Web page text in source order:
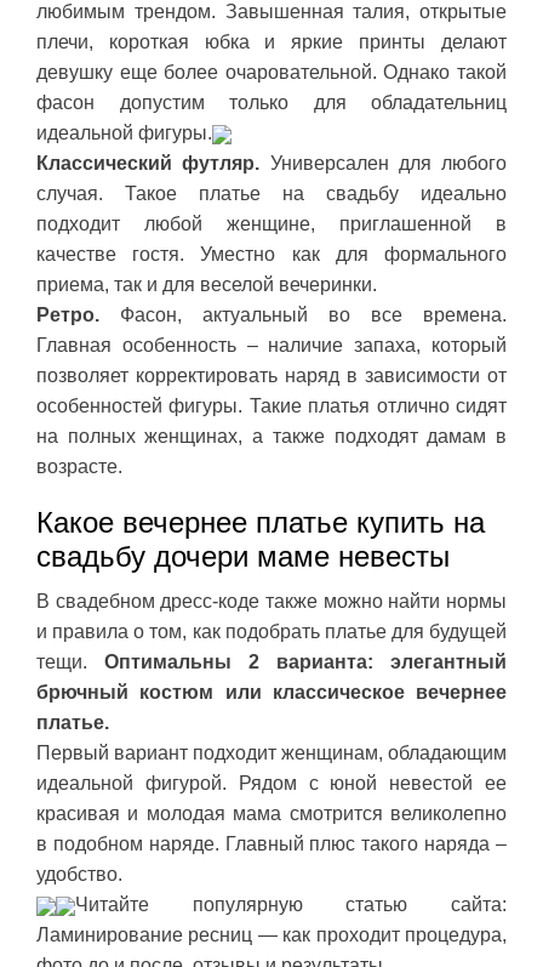
любимым трендом. Завышенная талия, открытые
плечи, короткая юбка и яркие принты делают
девушку еще более очаровательной. Однако такой
фасон допустим только для обладательниц
идеальной фигуры.
Классический футляр. Универсален для любого
случая. Такое платье на свадьбу идеально
подходит любой женщине, приглашенной в
качестве гостя. Уместно как для формального
приема, так и для веселой вечеринки.
Ретро. Фасон, актуальный во все времена.
Главная особенность – наличие запаха, который
позволяет корректировать наряд в зависимости от
особенностей фигуры. Такие платья отлично сидят
на полных женщинах, а также подходят дамам в
возрасте.
Какое вечернее платье купить на
свадьбу дочери маме невесты
В свадебном дресс-коде также можно найти нормы
и правила о том, как подобрать платье для будущей
тещи. Оптимальны 2 варианта: элегантный
брючный костюм или классическое вечернее
платье.
Первый вариант подходит женщинам, обладающим
идеальной фигурой. Рядом с юной невестой ее
красивая и молодая мама смотрится великолепно
в подобном наряде. Главный плюс такого наряда –
удобство.
Читайте популярную статью сайта:
Ламинирование ресниц — как проходит процедура,